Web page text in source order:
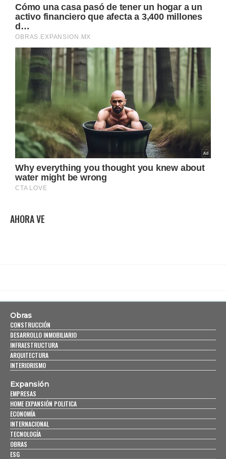
AHORA VE
Obras
CONSTRUCCIÓN
DESARROLLO INMOBILIARIO
INFRAESTRUCTURA
ARQUITECTURA
INTERIORISMO
Expansión
EMPRESAS
HOME EXPANSIÓN POLITICA
ECONOMÍA
INTERNACIONAL
TECNOLOGÍA
OBRAS
ESG